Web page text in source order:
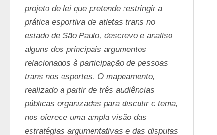
projeto de lei que pretende restringir a
prática esportiva de atletas trans no
estado de São Paulo, descrevo e analiso
alguns dos principais argumentos
relacionados à participação de pessoas
trans nos esportes. O mapeamento,
realizado a partir de três audiências
públicas organizadas para discutir o tema,
nos oferece uma ampla visão das
estratégias argumentativas e das disputas